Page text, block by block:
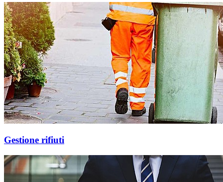
Gestione rifiuti